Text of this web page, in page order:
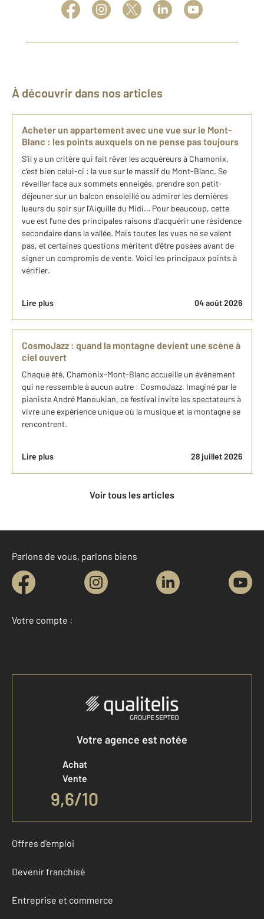
À découvrir dans nos articles
Acheter un appartement avec une vue sur le Mont-
Blanc : les points auxquels on ne pense pas toujours
S'il y a un critère qui fait rêver les acquéreurs à Chamonix,
c'est bien celui-ci : la vue sur le massif du Mont-Blanc. Se
réveiller face aux sommets enneigés, prendre son petit-
déjeuner sur un balcon ensoleillé ou admirer les dernières
lueurs du soir sur l'Aiguille du Midi… Pour beaucoup, cette
vue est l'une des principales raisons d'acquérir une résidence
secondaire dans la vallée. Mais toutes les vues ne se valent
pas, et certaines questions méritent d'être posées avant de
signer un compromis de vente. Voici les principaux points à
vérifier.
Lire plus 04 août 2026
CosmoJazz : quand la montagne devient une scène à
ciel ouvert
Chaque été, Chamonix-Mont-Blanc accueille un événement
qui ne ressemble à aucun autre : CosmoJazz. Imaginé par le
pianiste André Manoukian, ce festival invite les spectateurs à
vivre une expérience unique où la musique et la montagne se
rencontrent.
Lire plus 28 juillet 2026
Voir tous les articles
Parlons de vous, parlons biens
Votre compte :
Accéder à mon compte
Votre agence est notée
Achat
Vente
9,6/10
Offres d'emploi
Devenir franchisé
Entreprise et commerce